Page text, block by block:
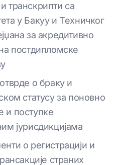
транскрипти са
у Бакуу и Техничког
за акредитивно
постдипломске
о браку и
статусу за поновно
и поступке
јурисдикцијама
о регистрацији и
страних